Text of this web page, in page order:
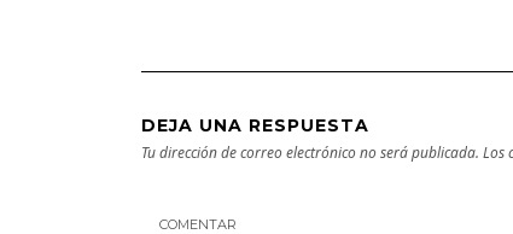
DEJA UNA RESPUESTA
Tu dirección de correo electrónico no será publicada. Los
COMENTAR